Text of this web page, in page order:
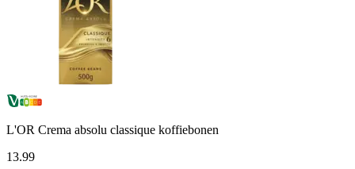
L'OR Crema absolu classique koffiebonen
13.99